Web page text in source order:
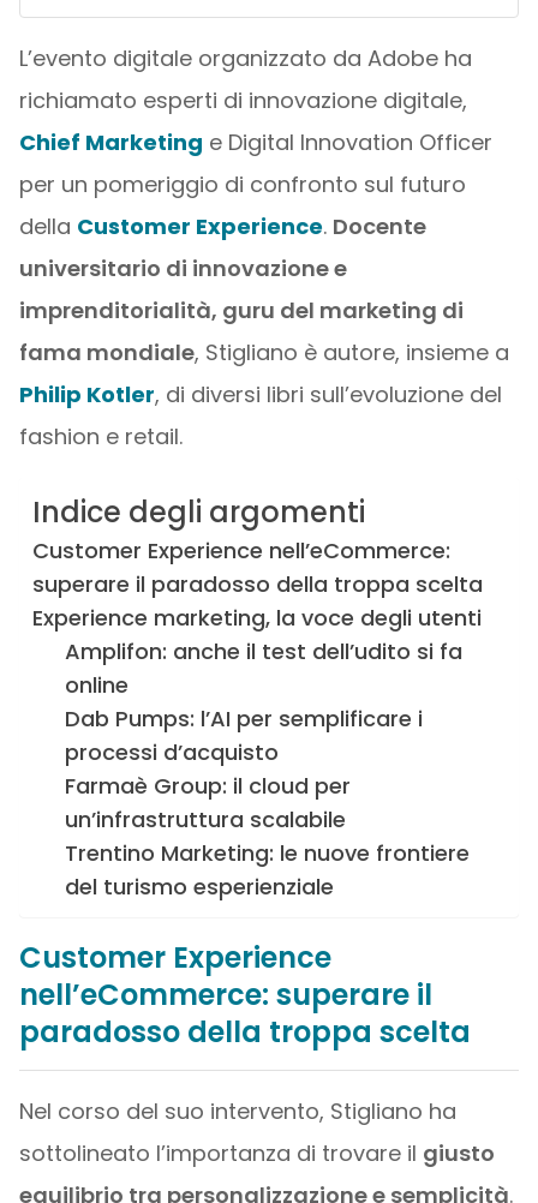
L’evento digitale organizzato da Adobe ha
richiamato esperti di innovazione digitale,
Chief Marketing e Digital Innovation Officer
per un pomeriggio di confronto sul futuro
della Customer Experience. Docente
universitario di innovazione e
imprenditorialità, guru del marketing di
fama mondiale, Stigliano è autore, insieme a
Philip Kotler, di diversi libri sull’evoluzione del
fashion e retail.
Indice degli argomenti
Customer Experience nell’eCommerce:
superare il paradosso della troppa scelta
Experience marketing, la voce degli utenti
Amplifon: anche il test dell’udito si fa
online
Dab Pumps: l’AI per semplificare i
processi d’acquisto
Farmaè Group: il cloud per
un’infrastruttura scalabile
Trentino Marketing: le nuove frontiere
del turismo esperienziale
Customer Experience
nell’eCommerce: superare il
paradosso della troppa scelta
Nel corso del suo intervento, Stigliano ha
sottolineato l’importanza di trovare il giusto
equilibrio tra personalizzazione e semplicità.